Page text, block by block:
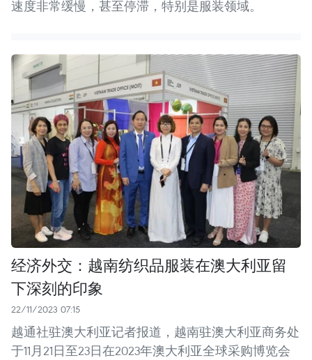
速度非常缓慢，甚至停滞，特别是服装领域。
经济外交：越南纺织品服装在澳大利亚留
下深刻的印象
22/11/2023 07:15
越通社驻澳大利亚记者报道，越南驻澳大利亚商务处
于11月21日至23日在2023年澳大利亚全球采购博览会